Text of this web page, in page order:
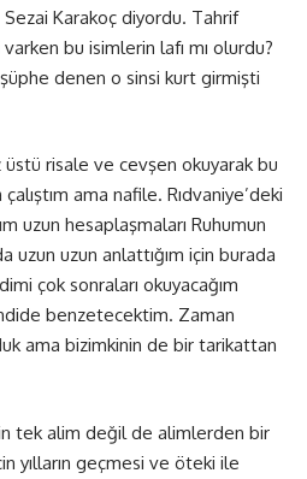
Karakoç diyordu. Tahrif
bu isimlerin lafı mı olurdu?
şüphe denen o sinsi kurt girmişti
risale ve cevşen okuyarak bu
ama nafile. Rıdvaniye’deki
uzun hesaplaşmaları Ruhumun
uzun uzun anlattığım için burada
çok sonraları okuyacağım
benzetecektim. Zaman
ama bizimkinin de bir tarikattan
tek alim değil de alimlerden bir
yılların geçmesi ve öteki ile